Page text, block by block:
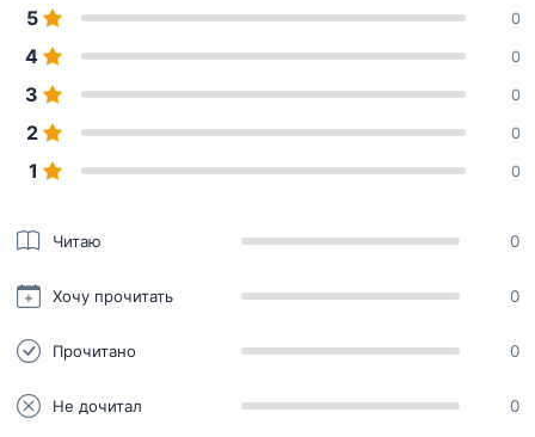
5 0
4 0
3 0
2 0
1 0
Читаю 0
Хочу прочитать 0
Прочитано 0
Не дочитал 0